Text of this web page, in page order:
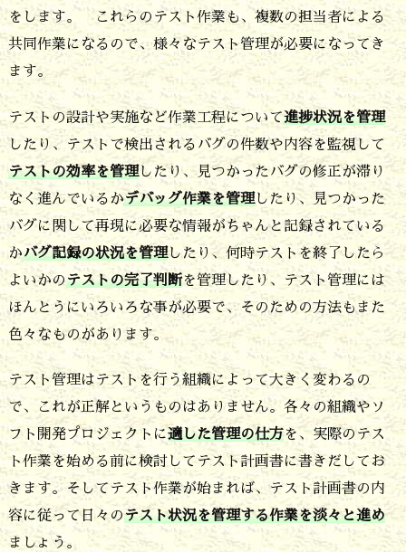
品
質
を
評
価
し
改
善
す
る
7.
組
み
込
み
ソ
フ
をします。 これらのテスト作業も、複数の担当者による
共同作業になるので、様々なテスト管理が必要になってき
ます。
テストの設計や実施など作業工程について進捗状況を管理
したり、テストで検出されるバグの件数や内容を監視して
テストの効率を管理したり、見つかったバグの修正が滞り
なく進んでいるかデバッグ作業を管理したり、見つかった
バグに関して再現に必要な情報がちゃんと記録されている
かバグ記録の状況を管理したり、何時テストを終了したら
よいかのテストの完了判断を管理したり、テスト管理には
ほんとうにいろいろな事が必要で、そのための方法もまた
色々なものがあります。
テスト管理はテストを行う組織によって大きく変わるの
で、これが正解というものはありません。各々の組織やソ
フト開発プロジェクトに適した管理の仕方を、実際のテス
ト作業を始める前に検討してテスト計画書に書きだしてお
きます。そしてテスト作業が始まれば、テスト計画書の内
容に従って日々のテスト状況を管理する作業を淡々と進め
ましょう。